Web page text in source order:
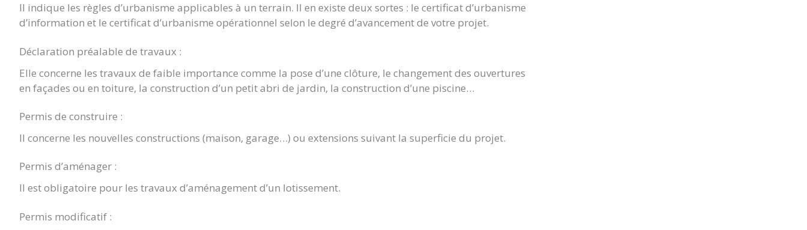
Il indique les règles d’urbanisme applicables à un terrain. Il en existe deux sortes : le certificat d’urbanisme
d’information et le certificat d’urbanisme opérationnel selon le degré d’avancement de votre projet.
Déclaration préalable de travaux :
Elle concerne les travaux de faible importance comme la pose d’une clôture, le changement des ouvertures
en façades ou en toiture, la construction d’un petit abri de jardin, la construction d’une piscine…
Permis de construire :
Il concerne les nouvelles constructions (maison, garage…) ou extensions suivant la superficie du projet.
Permis d’aménager :
Il est obligatoire pour les travaux d’aménagement d’un lotissement.
Permis modificatif :